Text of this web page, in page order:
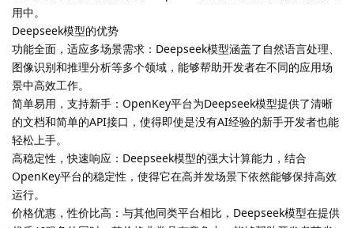
用中。
Deepseek模型的优势
功能全面，适应多场景需求：Deepseek模型涵盖了自然语言处理、
图像识别和推理分析等多个领域，能够帮助开发者在不同的应用场
景中高效工作。
简单易用，支持新手：OpenKey平台为Deepseek模型提供了清晰
的文档和简单的API接口，使得即使是没有AI经验的新手开发者也能
轻松上手。
高稳定性，快速响应：Deepseek模型的强大计算能力，结合
OpenKey平台的稳定性，使得它在高并发场景下依然能够保持高效
运行。
价格优惠，性价比高：与其他同类平台相比，Deepseek模型在提供